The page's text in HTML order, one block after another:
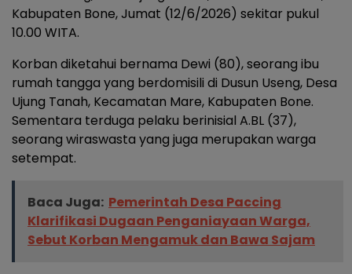
Kabupaten Bone, Jumat (12/6/2026) sekitar pukul
10.00 WITA.
Korban diketahui bernama Dewi (80), seorang ibu
rumah tangga yang berdomisili di Dusun Useng, Desa
Ujung Tanah, Kecamatan Mare, Kabupaten Bone.
Sementara terduga pelaku berinisial A.BL (37),
seorang wiraswasta yang juga merupakan warga
setempat.
Baca Juga: Pemerintah Desa Paccing
Klarifikasi Dugaan Penganiayaan Warga,
Sebut Korban Mengamuk dan Bawa Sajam